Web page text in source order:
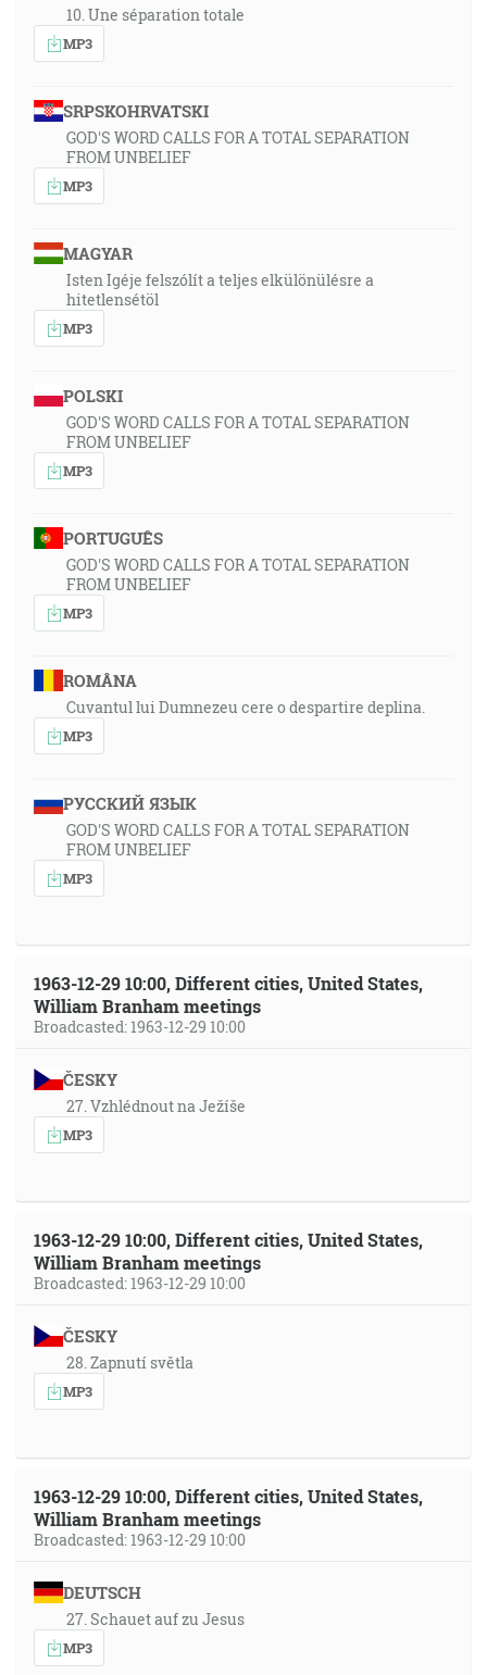
10. Une séparation totale
MP3
SRPSKOHRVATSKI
GOD'S WORD CALLS FOR A TOTAL SEPARATION
FROM UNBELIEF
MP3
MAGYAR
Isten Igéje felszólít a teljes elkülönülésre a
hitetlensétöl
MP3
POLSKI
GOD'S WORD CALLS FOR A TOTAL SEPARATION
FROM UNBELIEF
MP3
PORTUGUÊS
GOD'S WORD CALLS FOR A TOTAL SEPARATION
FROM UNBELIEF
MP3
ROMÂNA
Cuvantul lui Dumnezeu cere o despartire deplina.
MP3
РУССКИЙ ЯЗЫК
GOD'S WORD CALLS FOR A TOTAL SEPARATION
FROM UNBELIEF
MP3
1963-12-29 10:00, Different cities, United States,
William Branham meetings
Broadcasted: 1963-12-29 10:00
ČESKY
27. Vzhlédnout na Ježíše
MP3
1963-12-29 10:00, Different cities, United States,
William Branham meetings
Broadcasted: 1963-12-29 10:00
ČESKY
28. Zapnutí světla
MP3
1963-12-29 10:00, Different cities, United States,
William Branham meetings
Broadcasted: 1963-12-29 10:00
DEUTSCH
27. Schauet auf zu Jesus
MP3